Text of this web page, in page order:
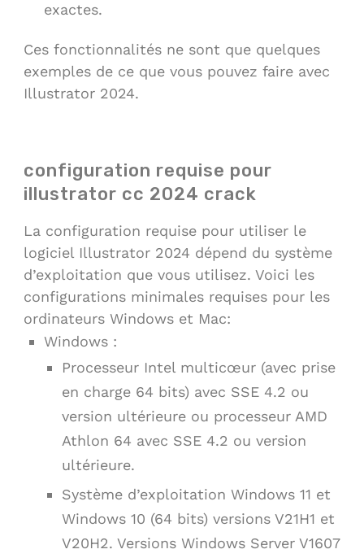
exactes.
Ces fonctionnalités ne sont que quelques
exemples de ce que vous pouvez faire avec
Illustrator 2024.
configuration requise pour
illustrator cc 2024 crack
La configuration requise pour utiliser le
logiciel Illustrator 2024 dépend du système
d’exploitation que vous utilisez. Voici les
configurations minimales requises pour les
ordinateurs Windows et Mac:
Windows :
Processeur Intel multicœur (avec prise
en charge 64 bits) avec SSE 4.2 ou
version ultérieure ou processeur AMD
Athlon 64 avec SSE 4.2 ou version
ultérieure.
Système d’exploitation Windows 11 et
Windows 10 (64 bits) versions V21H1 et
V20H2. Versions Windows Server V1607